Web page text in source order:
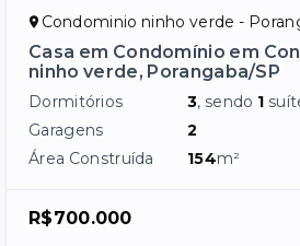
Condominio ninho verde -
Casa em Condomínio em
ninho verde, Porangaba/SP
Dormitórios 3, sendo 1
Garagens
2
Área Construída
154m²
R$700.000